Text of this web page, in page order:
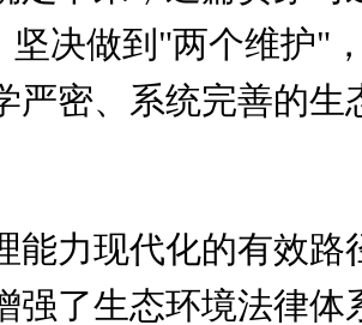
决做到"两个维护"
密、系统完善的生
力现代化的有效
了生态环境法律体